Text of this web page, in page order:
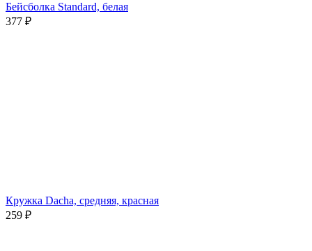
Бейсболка Standard, белая
377 ₽
Кружка Dacha, средняя, красная
259 ₽